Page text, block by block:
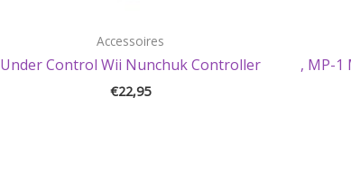
Accessoires
Under Control Wii Nunchuk Controller
€22,95
, MP-1